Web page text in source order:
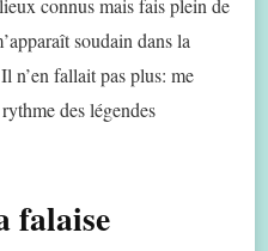
connus mais fais plein de
soudain dans la
fallait pas plus: me
des légendes
falaise